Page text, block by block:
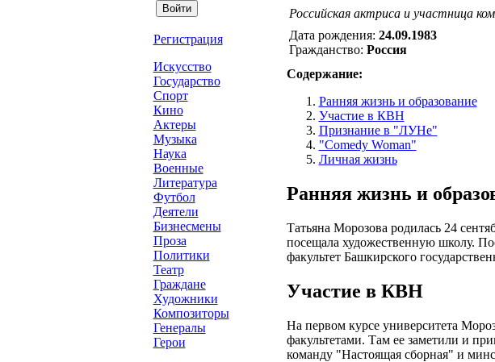
Регистрация
Искусство
Государство
Спорт
Кино
Актеры
Музыка
Наука
Военные
Литература
Футбол
Деятели
Бизнесмены
Проза
Политики
Театр
Граждане
Художники
Композиторы
Генералы
Герои
Российская актриса и участница
Дата рождения: 24.09.1983
Гражданство: Россия
Содержание:
Ранняя жизнь и образование
Участие в КВН
Признание в "ЛУНе"
"Comedy Woman"
Личная жизнь
Ранняя жизнь и
Татьяна Морозова родилась 24
посещала художественную школу.
факультет Башкирского
Участие в КВН
На первом курсе университета
факультетами. Там ее заметили и
команду "Настоящая сборная" и